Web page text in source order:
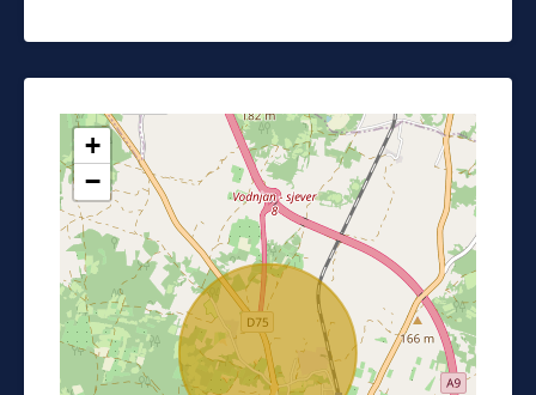
+
−